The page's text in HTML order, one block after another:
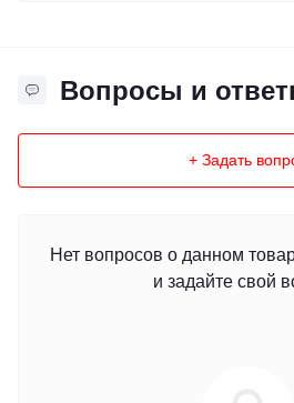
Вопросы и
+ Задать
Нет вопросов о данном
и задайте свой